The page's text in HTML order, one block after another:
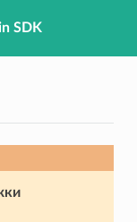
SDK